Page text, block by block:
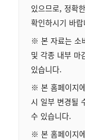
있으므로, 정확
확인하시기 바
※ 본 자료는 소
및 각종 내부 마
있습니다.
※ 본 홈페이지
시 일부 변경될
수 있습니다.
※ 본 홈페이지